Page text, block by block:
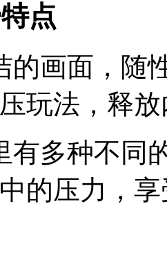
点
的画面，随
玩法，释
有多种不同
的压力，